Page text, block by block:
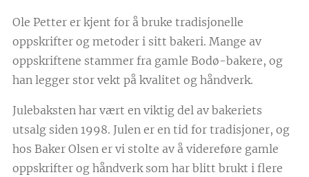
Ole Petter er kjent for å bruke tradisjonelle
oppskrifter og metoder i sitt bakeri. Mange av
oppskriftene stammer fra gamle Bodø-bakere, og
han legger stor vekt på kvalitet og håndverk.
Julebaksten har vært en viktig del av bakeriets
utsalg siden 1998. Julen er en tid for tradisjoner, og
hos Baker Olsen er vi stolte av å videreføre gamle
oppskrifter og håndverk som har blitt brukt i flere